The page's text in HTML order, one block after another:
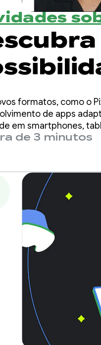
Beta
formatos, como o
de apps
em smartphones,
de 3 minutos